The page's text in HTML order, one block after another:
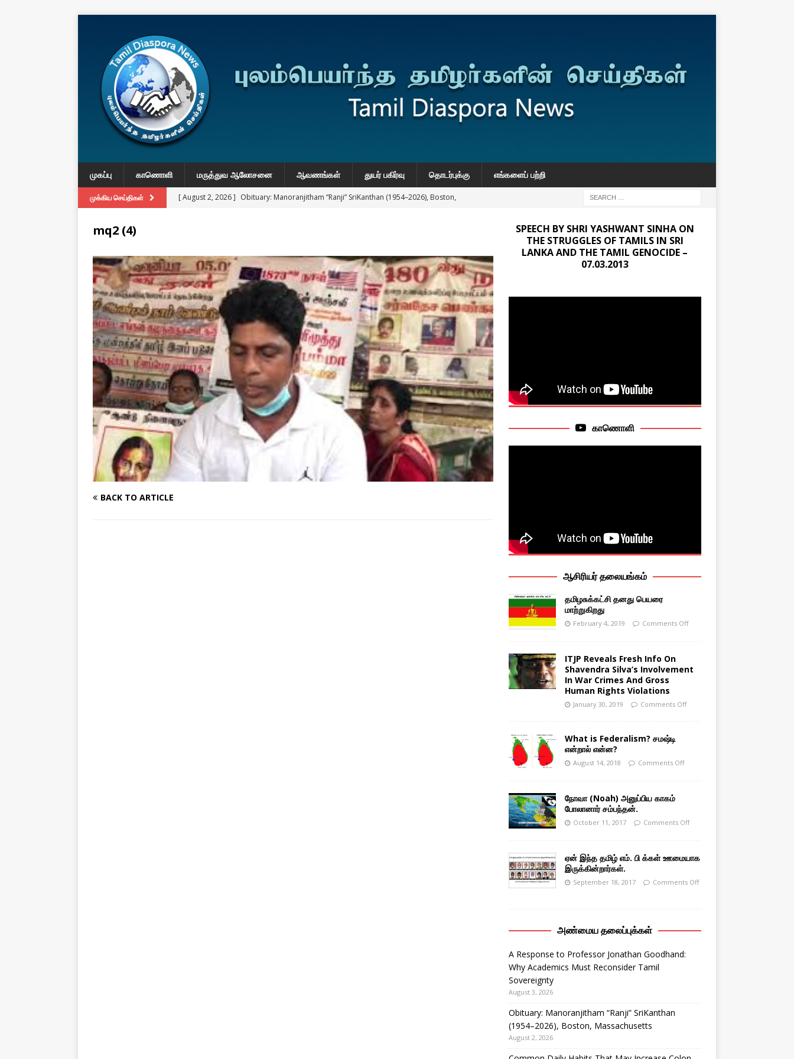
முகப்பு காணொளி மருத்துவ ஆலோசனை ஆவணங்கள் துயர் பகிர்வு தொடர்புக்கு எங்களைப் பற்றி
முக்கிய செய்திகள் [ August 2, 2026 ] Obituary: Manoranjitham “Ranji” SriKanthan (1954–2026), Boston,
IMPORTANT
[ August 1, 2026 ]
New Video: Fact Check on Dr. Devanesan Nesiah’s Remarks
IMPORTANT
[ July 30, 2026 ]
தமிழ் மக்களுக்கான சர்வதேச அரசியல் தீர்வின் அவசியத்தை மகா சங்க மாநாடு
வலியுறுத்துகிறது
IMPORTANT
[ August 3, 2026 ] A Response to Professor Jonathan Goodhand: Why Academics Must
Reconsider Tamil Sovereignty
IMPORTANT
mq2 (4)
BACK TO ARTICLE
SPEECH BY SHRI YASHWANT SINHA ON
THE STRUGGLES OF TAMILS IN SRI
LANKA AND THE TAMIL GENOCIDE –
07.03.2013
காணொளி
ஆசிரியர் தலையங்கம்
தமிழசுக்கட்சி தனது பெயரை
மாற்றுகிறது
February 4, 2019 Comments Off
ITJP Reveals Fresh Info On
Shavendra Silva’s Involvement
In War Crimes And Gross
Human Rights Violations
January 30, 2019 Comments Off
What is Federalism? சமஷ்டி
என்றால் என்ன?
August 14, 2018 Comments Off
நோவா (Noah) அனுப்பிய காகம்
போலானார் சம்பந்தன்.
October 11, 2017 Comments Off
ஏன் இந்த தமிழ் எம். பி க்கள் ஊமையாக
இருக்கின்றார்கள்.
September 18, 2017 Comments Off
அண்மைய தலைப்புக்கள்
A Response to Professor Jonathan Goodhand:
Why Academics Must Reconsider Tamil
Sovereignty
August 3, 2026
Obituary: Manoranjitham “Ranji” SriKanthan
(1954–2026), Boston, Massachusetts
August 2, 2026